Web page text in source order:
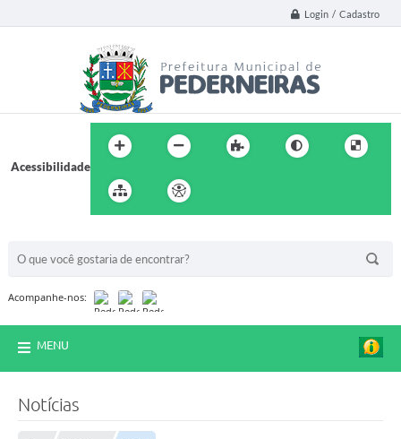
Login / Cadastro
Acessibilidade
Acompanhe-nos:
MENU
Notícias